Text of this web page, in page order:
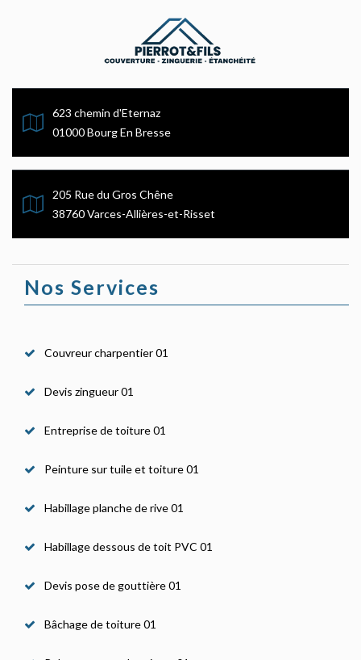
623 chemin d'Eternaz
01000 Bourg En Bresse
205 Rue du Gros Chêne
38760 Varces-Allières-et-Risset
Nos Services
Couvreur charpentier 01
Devis zingueur 01
Entreprise de toiture 01
Peinture sur tuile et toiture 01
Habillage planche de rive 01
Habillage dessous de toit PVC 01
Devis pose de gouttière 01
Bâchage de toiture 01